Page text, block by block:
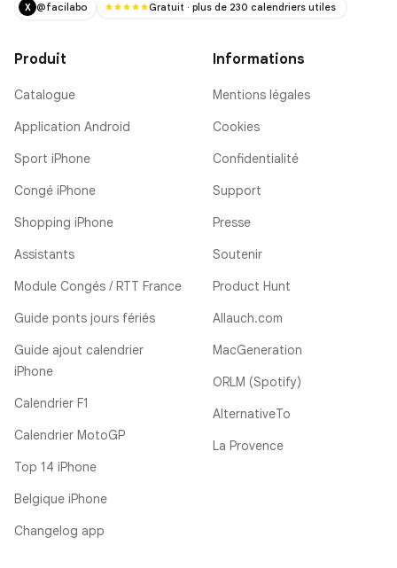
X @facilabo Gratuit · plus de 230 calendriers utiles
Produit
Catalogue
Application Android
Sport iPhone
Congé iPhone
Shopping iPhone
Assistants
Module Congés / RTT France
Guide ponts jours fériés
Guide ajout calendrier
iPhone
Calendrier F1
Calendrier MotoGP
Top 14 iPhone
Belgique iPhone
Changelog app
Informations
Mentions légales
Cookies
Confidentialité
Support
Presse
Soutenir
Product Hunt
Allauch.com
MacGeneration
ORLM (Spotify)
AlternativeTo
La Provence